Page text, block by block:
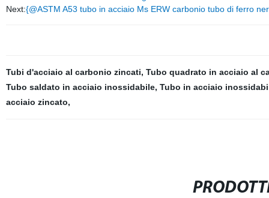
Next:{@ASTM A53 tubo in acciaio Ms ERW carbonio tubo di ferro
Tubi d'acciaio al carbonio zincati, Tubo quadrato in acciaio al
Tubo saldato in acciaio inossidabile, Tubo in acciaio
acciaio zincato,